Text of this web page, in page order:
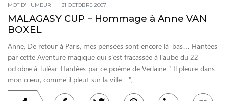
MOT D'HUMEUR 31 OCTOBRE 2007
MALAGASY CUP – Hommage à Anne VAN
BOXEL
Anne, De retour à Paris, mes pensées sont encore là-bas… Hantées
par cette Aventure magique qui s’est fracassée à l’aube du 22
octobre à Tuléar. Hantées par ce poème de Verlaine " Il pleure dans
mon cœur, comme il pleut sur la ville…",...